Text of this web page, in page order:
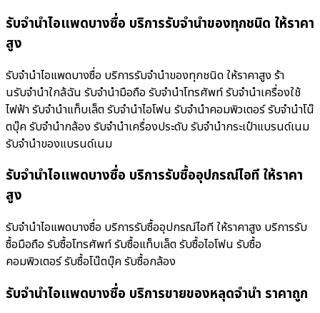
รับจำนำไอแพดบางซื่อ บริการรับจำนำของทุกชนิด ให้ราคา
สูง
รับจำนำไอแพดบางซื่อ บริการรับจำนำของทุกชนิด ให้ราคาสูง ร้า
นรับจํานําใกล้ฉัน รับจำนำมือถือ รับจำนำโทรศัพท์ รับจำนำเครื่องใช้
ไฟฟ้า รับจำนำแท็บเล็ต รับจำนำไอโฟน รับจำนำคอมพิวเตอร์ รับจำนำโน๊
ตบุ๊ค รับจำนำกล้อง รับจำนำเครื่องประดับ รับจำนำกระเป๋าแบรนด์เนม
รับจำนำของแบรนด์เนม
รับจำนำไอแพดบางซื่อ บริการรับซื้ออุปกรณ์ไอที ให้ราคา
สูง
รับจำนำไอแพดบางซื่อ บริการรับซื้ออุปกรณ์ไอที ให้ราคาสูง บริการรับ
ซื้อมือถือ รับซื้อโทรศัพท์ รับซื้อแท็บเล็ต รับซื้อไอโฟน รับซื้อ
คอมพิวเตอร์ รับซื้อโน๊ตบุ๊ค รับซื้อกล้อง
รับจำนำไอแพดบางซื่อ บริการขายของหลุดจำนำ ราคาถูก